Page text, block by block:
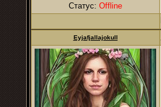
Статус: Offline
Eyjafjallajokull